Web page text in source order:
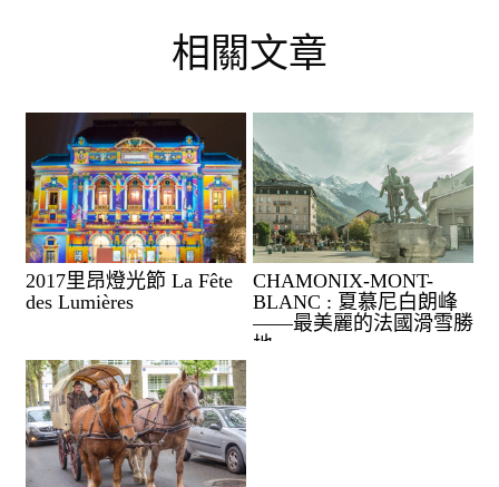
相關文章
2017里昂燈光節 La Fête
des Lumières
CHAMONIX-MONT-
BLANC : 夏慕尼白朗峰
——最美麗的法國滑雪勝
地